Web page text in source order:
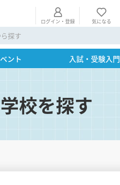
ログイン・登録 気になる
ント 入試・受験入門
校を探す